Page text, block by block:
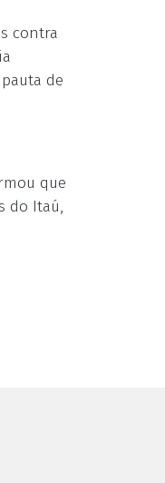
contra
de
que
do Itaú,